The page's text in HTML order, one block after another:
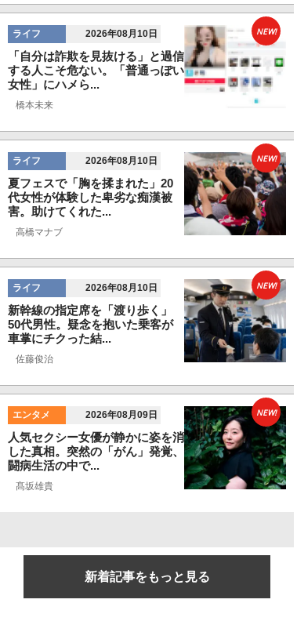
ライフ 2026年08月10日
「自分は詐欺を見抜ける」と過信
する人こそ危ない。「普通っぽい
女性」にハメら...
橋本未来
NEW!
ライフ 2026年08月10日
夏フェスで「胸を揉まれた」20
代女性が体験した卑劣な痴漢被
害。助けてくれた...
高橋マナブ
NEW!
ライフ 2026年08月10日
新幹線の指定席を「渡り歩く」
50代男性。疑念を抱いた乗客が
車掌にチクった結...
佐藤俊治
NEW!
エンタメ 2026年08月09日
人気セクシー女優が静かに姿を消
した真相。突然の「がん」発覚、
闘病生活の中で...
髙坂雄貴
NEW!
新着記事をもっと見る